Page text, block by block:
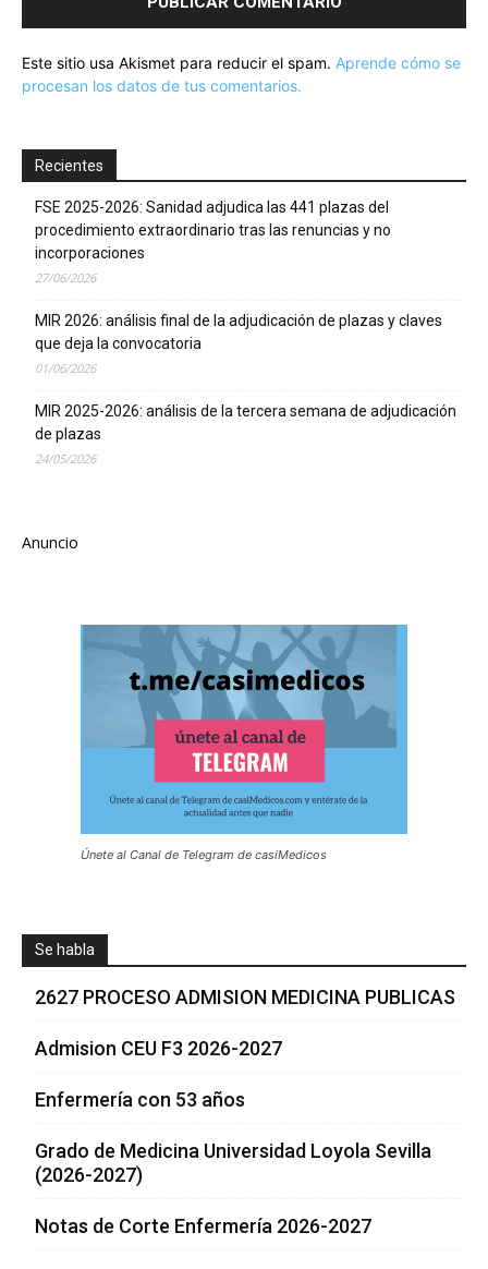
Este sitio usa Akismet para reducir el spam. Aprende cómo se
procesan los datos de tus comentarios.
Recientes
FSE 2025-2026: Sanidad adjudica las 441 plazas del
procedimiento extraordinario tras las renuncias y no
incorporaciones
27/06/2026
MIR 2026: análisis final de la adjudicación de plazas y claves
que deja la convocatoria
01/06/2026
MIR 2025-2026: análisis de la tercera semana de adjudicación
de plazas
24/05/2026
Anuncio
Únete al Canal de Telegram de casiMedicos
Se habla
2627 PROCESO ADMISION MEDICINA PUBLICAS
Admision CEU F3 2026-2027
Enfermería con 53 años
Grado de Medicina Universidad Loyola Sevilla
(2026-2027)
Notas de Corte Enfermería 2026-2027